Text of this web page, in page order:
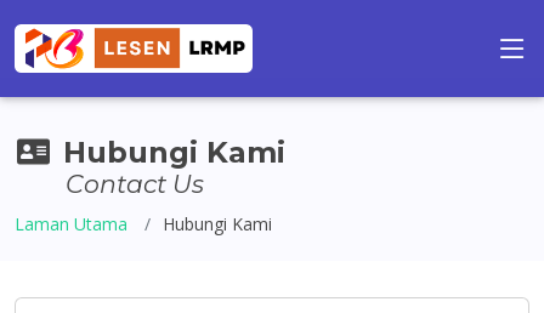
Hubungi Kami
Contact Us
Laman Utama Hubungi Kami